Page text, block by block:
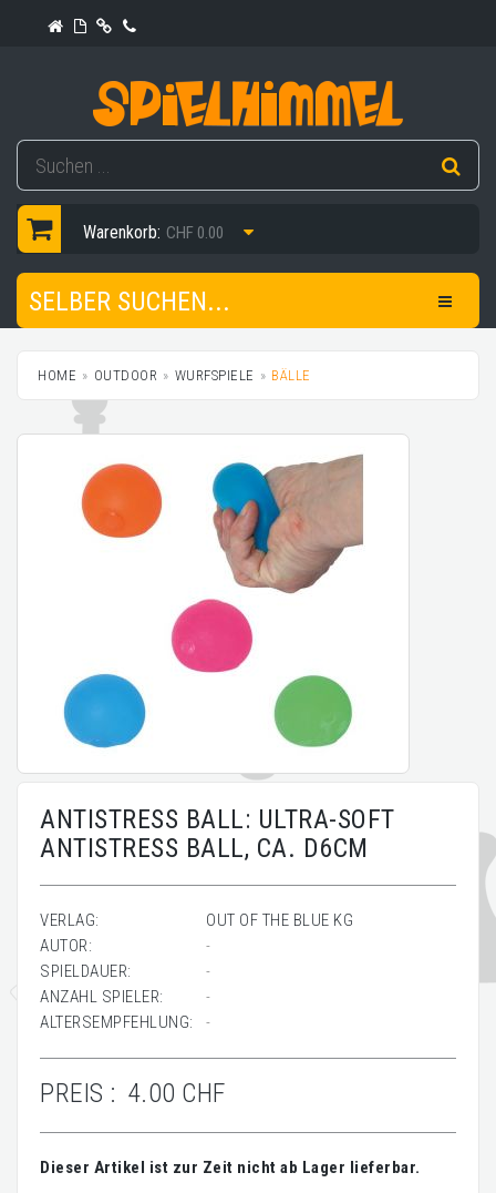
Warenkorb: CHF 0.00
SELBER SUCHEN...
HOME OUTDOOR WURFSPIELE BÄLLE
ANTISTRESS BALL: ULTRA-SOFT
ANTISTRESS BALL, CA. D6CM
VERLAG:
OUT OF THE BLUE KG
AUTOR:
-
SPIELDAUER:
-
ANZAHL SPIELER:
-
ALTERSEMPFEHLUNG:
-
PREIS : 4.00 CHF
Dieser Artikel ist zur Zeit nicht ab Lager lieferbar.